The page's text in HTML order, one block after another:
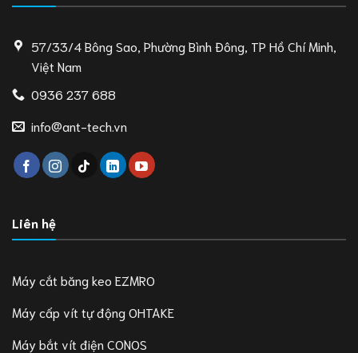
57/33/4 Bông Sao, Phường Bình Đông, TP Hồ Chí Minh,
Việt Nam
0936 237 688
info@ant-tech.vn
Liên hệ
Máy cắt băng keo EZMRO
Máy cấp vít tự động OHTAKE
Máy bắt vít điện CONOS